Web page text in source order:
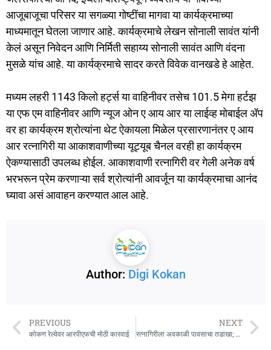
आजूबाजूचा परिसर या सगळ्या गोष्टींचा मागवा या कार्यक्रमाच्या
माध्यमातून घेतला जाणार आहे. कार्यक्रमाचे लेखन सोनाली सावंत यांनी
केलं असून निवेदन आणि निर्मिती सहाय्य सोनाली सावंत आणि वंदना
मुसळे यांच आहे. या कार्यक्रमाचे सादर करते विवेक वानखडे हे आहेत.
मध्यम लहरी 1143 किलो हर्ट्स या वाहिनीवर तसेच 101.5 मेगा हर्टझ
या एफ एम वाहिनीवर आणि न्यूज ओन ए आय आर या लाईव्ह मोबाईल ॲप
वर हा कार्यक्रम श्रोत्यांना थेट ऐकायला मिळेल प्रसारणानंतर ए आय
आर रत्नागिरी या आकाशवाणीच्या यूट्यूब चैनल वरही हा कार्यक्रम
ऐकण्यासाठी उपलब्ध होईल. आकाशवाणी रत्नागिरी वर गेली अनेक वर्ष
भरभरून प्रेम करणाऱ्या सर्व श्रोत्यांनी आवर्जून या कार्यक्रमाचा आनंद
घ्यावा असं आवाहन करण्यात आल आहे.
Author: Digi Kokan
PREVIOUS
कोकण रेल्वेवर आरपीएफची मोठी कारवाई
NEXT
रत्नागिरीला अवकाळी पावसाचा तडाखा; हापूस बागायतदार संकटात